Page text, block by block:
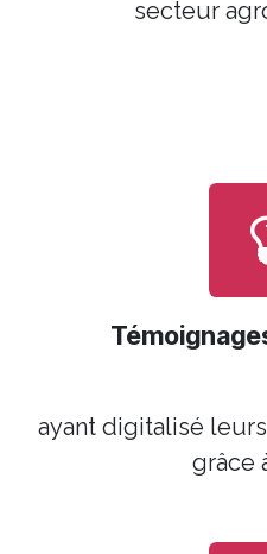
secteur
ayant digitalisé
grâce